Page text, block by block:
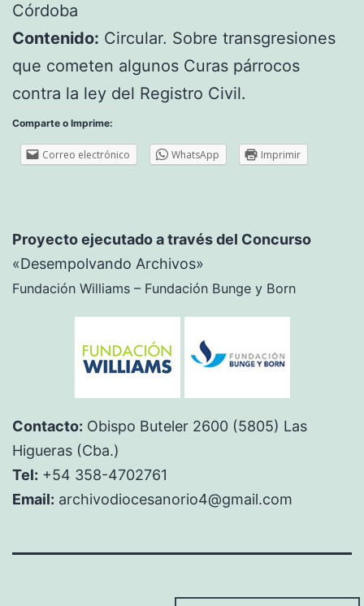
Córdoba
Contenido: Circular. Sobre transgresiones
que cometen algunos Curas párrocos
contra la ley del Registro Civil.
Comparte o Imprime:
Correo electrónico WhatsApp Imprimir
Proyecto ejecutado a través del Concurso
«Desempolvando Archivos»
Fundación Williams – Fundación Bunge y Born
Contacto: Obispo Buteler 2600 (5805) Las
Higueras (Cba.)
Tel: +54 358-4702761
Email: archivodiocesanorio4@gmail.com